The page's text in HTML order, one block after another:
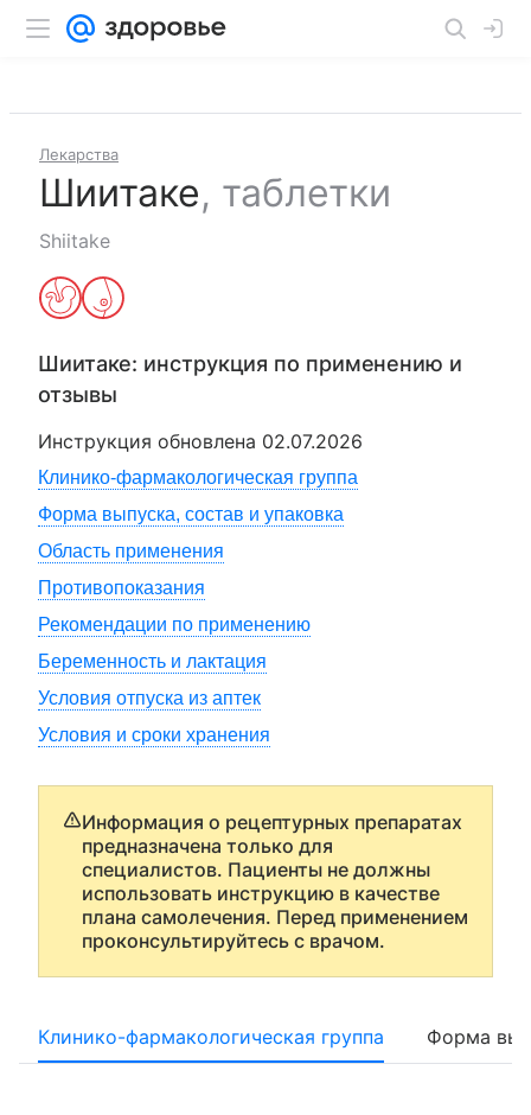
Лекарства
Шиитаке, таблетки
Shiitake
Шиитаке: инструкция по применению и
отзывы
Инструкция обновлена 02.07.2026
Клинико-фармакологическая группа
Форма выпуска, состав и упаковка
Область применения
Противопоказания
Рекомендации по применению
Беременность и лактация
Условия отпуска из аптек
Условия и сроки хранения
Информация о рецептурных препаратах
предназначена только для
специалистов. Пациенты не должны
использовать инструкцию в качестве
плана самолечения. Перед применением
проконсультируйтесь с врачом.
Клинико-фармакологическая группа Форма